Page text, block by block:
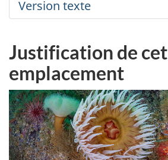
Justification de cet
emplacement